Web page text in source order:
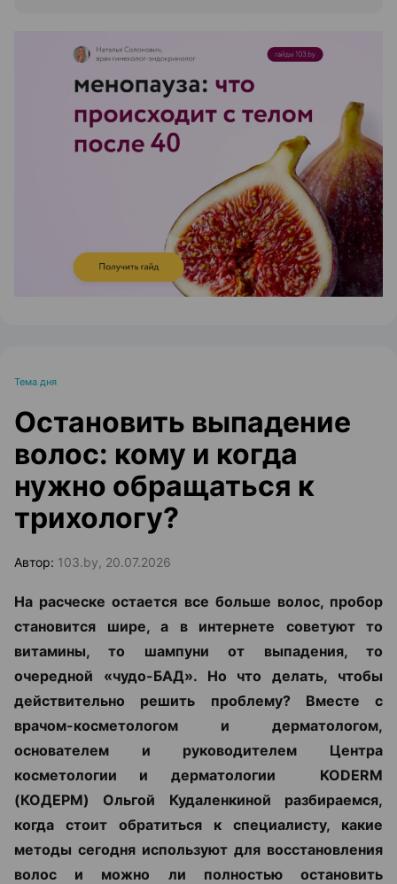
ЭФФЕКТИВНАЯ РЕКЛАМА НА САЙТЕ
Тема дня
Остановить выпадение
волос: кому и когда
нужно обращаться к
трихологу?
Автор: 103.by, 20.07.2026
На расческе остается все больше волос, пробор
становится шире, а в интернете советуют то
витамины, то шампуни от выпадения, то
очередной «чудо-БАД». Но что делать, чтобы
действительно решить проблему? Вместе с
врачом-косметологом и дерматологом,
основателем и руководителем Центра
косметологии и дерматологии KODERM
(КОДЕРМ) Ольгой Кудаленкиной разбираемся,
когда стоит обратиться к специалисту, какие
методы сегодня используют для восстановления
волос и можно ли полностью остановить